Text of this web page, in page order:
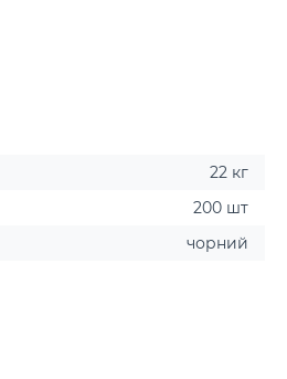
22 кг
200 шт
чорний